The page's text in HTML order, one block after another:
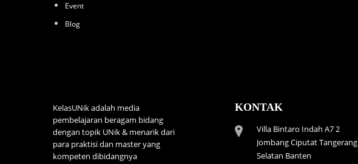
Event
Blog
KelasUNik adalah media
pembelajaran beragam bidang
dengan topik UNik & menarik dari
para praktisi dan master yang
kompeten dibidangnya
KONTAK
Villa Bintaro Indah A7 2
Jombang Ciputat Tangerang
Selatan Banten